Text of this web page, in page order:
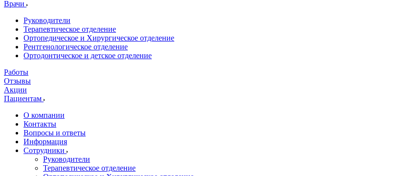
Врачи
Руководители
Терапевтическое отделение
Ортопедическое и Хирургическое отделение
Рентгенологическое отделение
Ортодонтическое и детское отделение
Работы
Отзывы
Акции
Пациентам
О компании
Контакты
Вопросы и ответы
Информация
Сотрудники
Руководители
Терапевтическое отделение